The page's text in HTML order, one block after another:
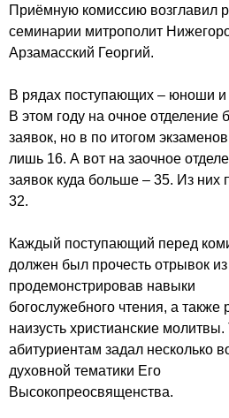
Приёмную комиссию возглавил
семинарии митрополит
Арзамасский Георгий.
В рядах поступающих – юноши и
В этом году на очное отделение
заявок, но в по итогом
лишь 16. А вот на заочное
заявок куда больше – 35. Из них
32.
Каждый поступающий перед
должен был прочесть отрывок
продемонстрировав навыки
богослужебного чтения, а также
наизусть христианские
абитуриентам задал несколько
духовной тематики Его
Высокопреосвященства.